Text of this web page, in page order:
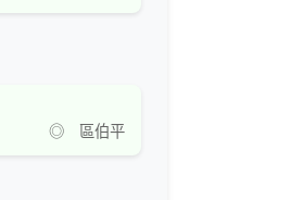
◎ 區伯平